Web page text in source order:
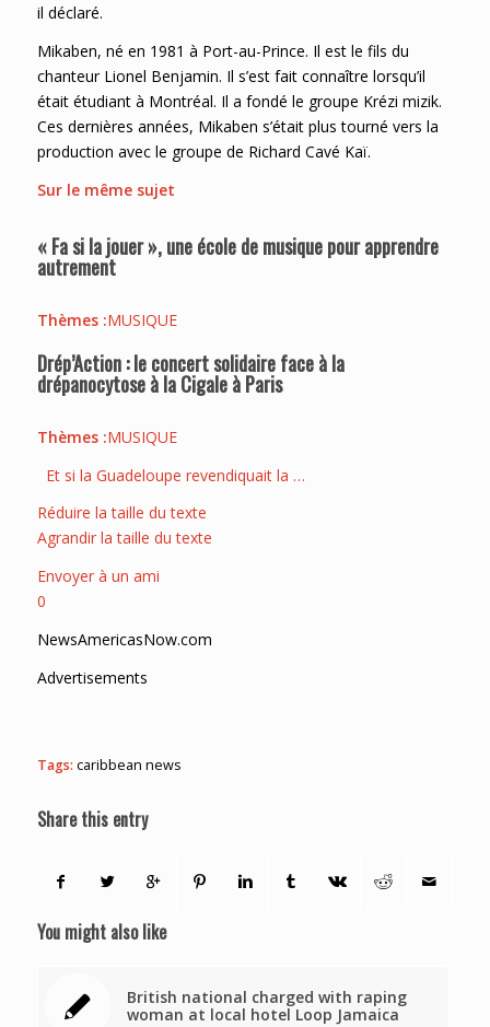
il déclaré.
Mikaben, né en 1981 à Port-au-Prince. Il est le fils du
chanteur Lionel Benjamin. Il s’est fait connaître lorsqu’il
était étudiant à Montréal. Il a fondé le groupe Krézi mizik.
Ces dernières années, Mikaben s’était plus tourné vers la
production avec le groupe de Richard Cavé Kaï.
Sur le même sujet
« Fa si la jouer », une école de musique pour apprendre
autrement
Thèmes :MUSIQUE
Drép’Action : le concert solidaire face à la
drépanocytose à la Cigale à Paris
Thèmes :MUSIQUE
Et si la Guadeloupe revendiquait la …
Réduire la taille du texte
Agrandir la taille du texte
Envoyer à un ami
0
NewsAmericasNow.com
Advertisements
Tags: caribbean news
Share this entry
You might also like
British national charged with raping
woman at local hotel Loop Jamaica